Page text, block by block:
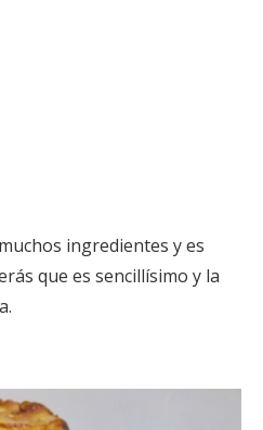
ingredientes y es
que es sencillísimo y la